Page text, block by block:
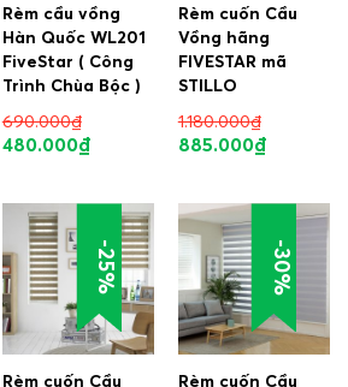
Rèm cầu vồng
Hàn Quốc WL201
FiveStar ( Công
Trình Chùa Bộc )
690.000₫
480.000₫
Rèm cuốn Cầu
Vồng hãng
FIVESTAR mã
STILLO
1.180.000₫
885.000₫
-25%
Rèm cuốn Cầu
-30%
Rèm cuốn Cầu